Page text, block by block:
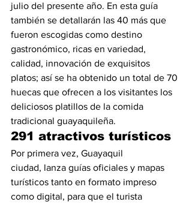
julio del presente año. En esta guía
también se detallarán las 40 más que
fueron escogidas como destino
gastronómico, ricas en variedad,
calidad, innovación de exquisitos
platos; así se ha obtenido un total de 70
huecas que ofrecen a los visitantes los
deliciosos platillos de la comida
tradicional guayaquileña.
291 atractivos turísticos
Por primera vez, Guayaquil
ciudad, lanza guías oficiales y mapas
turísticos tanto en formato impreso
como digital, para que el turista